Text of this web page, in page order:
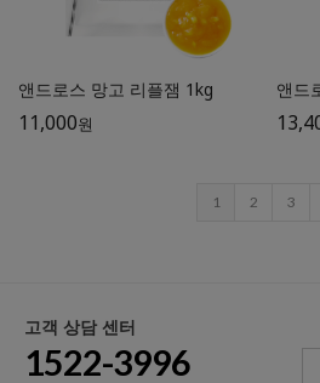
앤드로스 망고 리플잼 1kg
11,000원
앤드
1 2 3
고객 상담 센터
1522-3996